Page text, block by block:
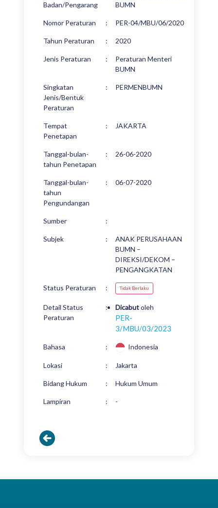
Badan/Pengarang
BUMN
Nomor Peraturan : PER-04/MBU/06/2020
Tahun Peraturan : 2020
Jenis Peraturan :
Peraturan Menteri
BUMN
Singkatan
Jenis/Bentuk
Peraturan
: PERMENBUMN
Tempat
Penetapan
: JAKARTA
Tanggal-bulan-
tahun Penetapan
: 26-06-2020
Tanggal-bulan-
tahun
Pengundangan
: 06-07-2020
Sumber :
Subjek :
ANAK PERUSAHAAN
BUMN –
DIREKSI/DEKOM –
PENGANGKATAN
Status Peraturan : Tidak Berlaku
Detail Status
Peraturan
: Dicabutoleh
PER-
3/MBU/03/2023
Bahasa : Indonesia
Lokasi : Jakarta
Bidang Hukum : Hukum Umum
Lampiran : -